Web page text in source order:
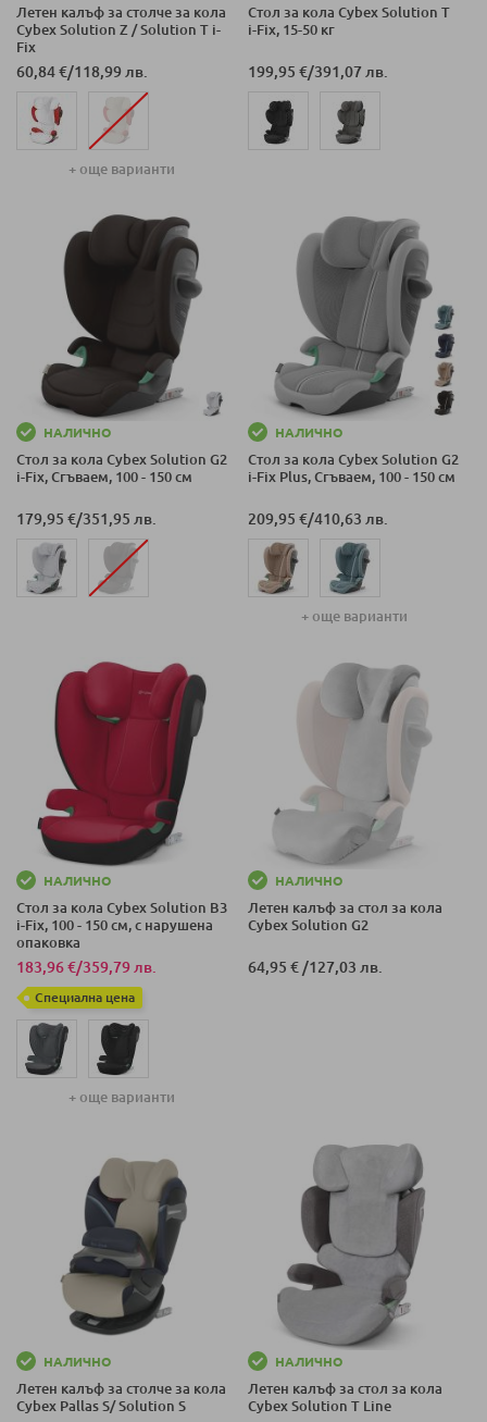
Летен калъф за столче за кола
Cybex Solution Z / Solution T i-
Fix
60,84 €/118,99 лв.
+ още варианти
Стол за кола Cybex Solution T
i-Fix, 15-50 кг
199,95 €/391,07 лв.
НАЛИЧНО
Стол за кола Cybex Solution G2
i-Fix, Сгъваем, 100 - 150 см
179,95 €/351,95 лв.
НАЛИЧНО
Стол за кола Cybex Solution G2
i-Fix Plus, Сгъваем, 100 - 150 см
209,95 €/410,63 лв.
+ още варианти
НАЛИЧНО
Стол за кола Cybex Solution B3
i-Fix, 100 - 150 см, с нарушена
опаковка
183,96 €/359,79 лв.
Специална цена
+ още варианти
НАЛИЧНО
Летен калъф за стол за кола
Cybex Solution G2
64,95 €/127,03 лв.
НАЛИЧНО
Летен калъф за столче за кола
Cybex Pallas S/ Solution S
НАЛИЧНО
Летен калъф за стол за кола
Cybex Solution T Line